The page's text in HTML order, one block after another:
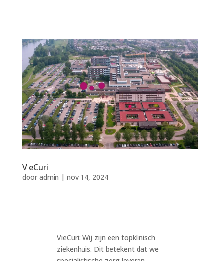
VieCuri
door admin | nov 14, 2024
VieCuri: Wij zijn een topklinisch
ziekenhuis. Dit betekent dat we